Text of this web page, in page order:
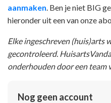
aanmaken . Ben je niet BIG
hieronder uit een van onze
Elke ingeschreven (huis)arts
gecontroleerd.
onderhouden door een team
Nog geen account